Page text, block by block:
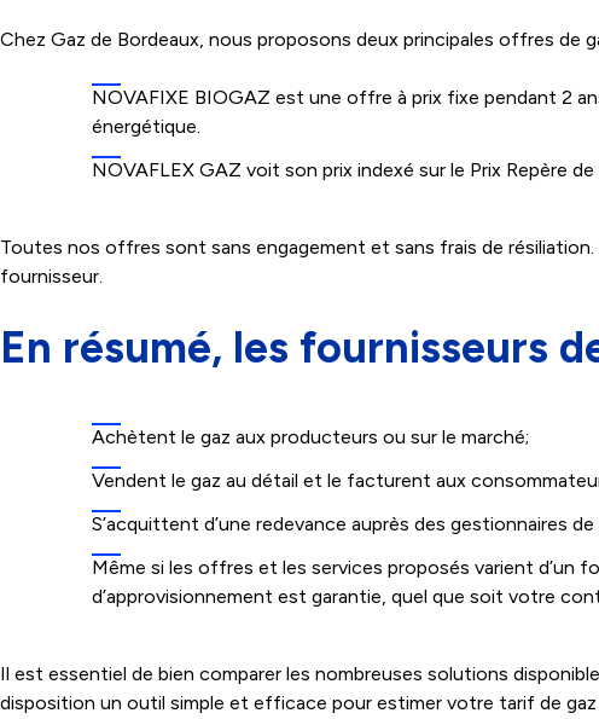
Chez Gaz de Bordeaux, nous proposons deux principales offres de
NOVAFIXE BIOGAZ est une offre à prix fixe pendant 2
énergétique.
NOVAFLEX GAZ voit son prix indexé sur le Prix Repère
Toutes nos offres sont sans engagement et sans frais de
fournisseur.
En résumé, les fournisseurs
Achètent le gaz aux producteurs ou sur le marché;
Vendent le gaz au détail et le facturent aux
S’acquittent d’une redevance auprès des gestionnaires
Même si les offres et les services proposés varient d’un
d’approvisionnement est garantie, quel que soit votre
Il est essentiel de bien comparer les nombreuses solutions
disposition un outil simple et efficace pour estimer votre tarif de